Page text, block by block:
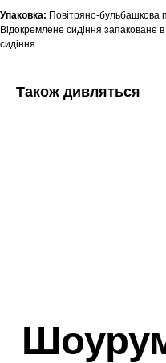
Упаковка: Повітряно-бульбашкова
Відокремлене сидіння запаковане
сидіння.
Також дивляться